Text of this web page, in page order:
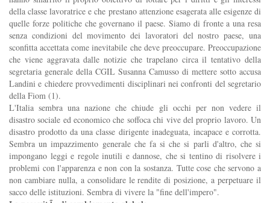
della classe lavoratrice e che prestano attenzione esagerata alle esigenze di
quelle forze politiche che governano il paese. Siamo di fronte a una resa
senza condizioni del movimento dei lavoratori del nostro paese, una
sconfitta accettata come inevitabile che deve preoccupare. Preoccupazione
che viene aggravata dalle notizie che trapelano circa il tentativo della
segretaria generale della CGIL Susanna Camusso di mettere sotto accusa
Landini e chiedere provvedimenti disciplinari nei confronti del segretario
della Fiom (1).
L'Italia sembra una nazione che chiude gli occhi per non vedere il
disastro sociale ed economico che soffoca chi vive del proprio lavoro. Un
disastro prodotto da una classe dirigente inadeguata, incapace e corrotta.
Sembra un impazzimento generale che fa si che si parli d'altro, che si
impongano leggi e regole inutili e dannose, che si tentino di risolvere i
problemi con l'apparenza e non con la sostanza. Tutte cose che servono a
non cambiare nulla, a consolidare le rendite di posizione, a perpetuare il
sacco delle istituzioni. Sembra di vivere la "fine dell'impero".